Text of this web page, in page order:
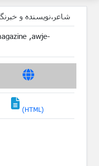
شاعر،نویسنده و
,awje-
(HTML)